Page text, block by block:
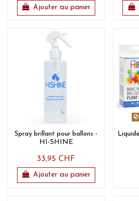
Ajouter au panier
Spray brillant pour ballons -
HI-SHINE
33,95 CHF
Ajouter au panier